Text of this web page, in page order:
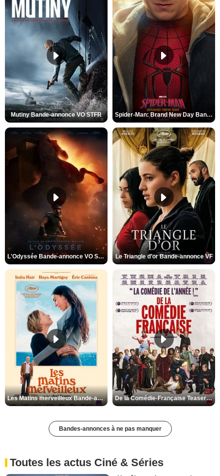
Mutiny Bande-annonce VO STFR Spider-Man: Brand New Day Bande-annonce VO STFR
L'Odyssée Bande-annonce VO STFR Le Triangle d'or Bande-annonce VF
Les Matins merveilleux Bande-annonce VF De la Comédie-Française Teaser VF
Bandes-annonces à ne pas manquer
Toutes les actus Ciné & Séries